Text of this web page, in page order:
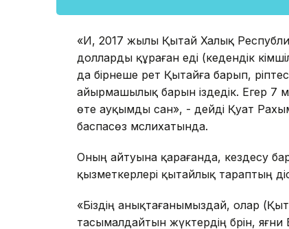
«Иә, 2017 жылы Қытай Халық
долларды құраған еді (кедендік
да бірнеше рет Қытайға барып,
айырмашылық барын іздедік. Егер 7
өте ауқымды сан», - дейді Қуат
баспасөз мәслихатында.
Оның айтуына қарағанда, кездесу
қызметкерлері қытайлық тараптың
«Біздің анықтағанымыздай, олар
тасымалдайтын жүктердің бәрін,